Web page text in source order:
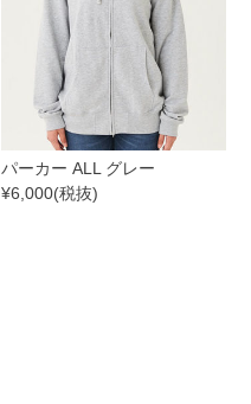
パーカー ALL グレー
¥6,000(税抜)